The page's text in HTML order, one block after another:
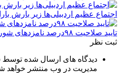
اجتماع عظیم اردبیلی‌ها زیر بارش
تایید صلاحیت ۹۸درصد نامزدهای شوراهای روستای اردبیل
ثبت نظر
دیدگاه های ارسال شده توسط
مدیریت در وب منتشر خواهد